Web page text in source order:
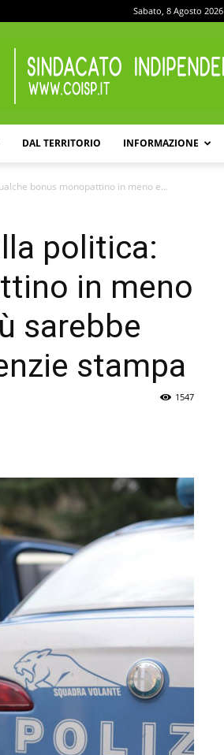
Sabato, 8 Agosto 2026
DAL TERRITORIO INFORMAZIONE
bonus monopattino in meno e...
politica:
in meno
sarebbe
stampa
1547